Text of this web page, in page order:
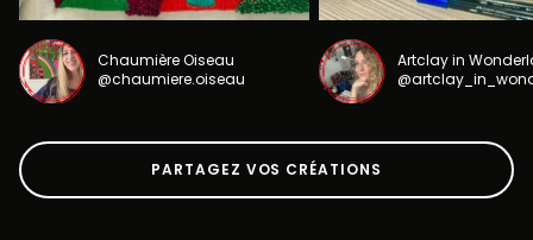
Chaumière Oiseau
@chaumiere.oiseau
Artclay in
PARTAGEZ VOS CRÉATIONS